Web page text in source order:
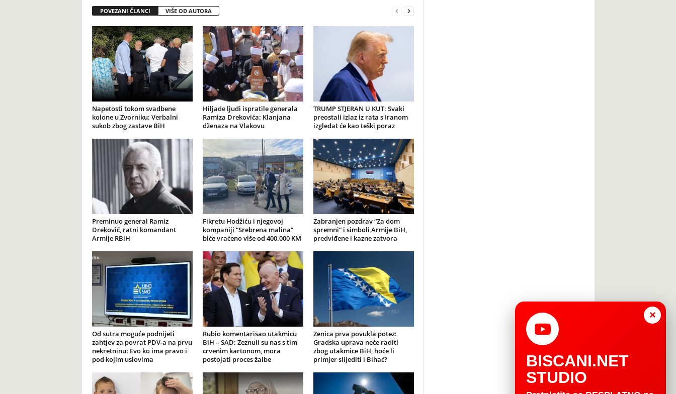
POVEZANI ČLANCI VIŠE OD AUTORA
Napetosti tokom svadbene
kolone u Zvorniku: Verbalni
sukob zbog zastave BiH
Hiljade ljudi ispratile generala
Ramiza Drekovića: Klanjana
dženaza na Vlakovu
TRUMP STJERAN U KUT: Svaki
preostali izlaz iz rata s Iranom
izgledat će kao teški poraz
Preminuo general Ramiz
Dreković, ratni komandant
Armije RBiH
Fikretu Hodžiću i njegovoj
kompaniji “Srebrena malina”
biće vraćeno više od 400.000 KM
Zabranjen pozdrav “Za dom
spremni” i simboli Armije BiH,
predviđene i kazne zatvora
Od sutra moguće podnijeti
zahtjev za povrat PDV-a na prvu
nekretninu: Evo ko ima pravo i
pod kojim uslovima
Rubio komentarisao utakmicu
BiH – SAD: Zeznuli su nas s tim
crvenim kartonom, mora
postojati proces žalbe
Zenica prva povukla potez:
Gradska uprava neće raditi
zbog utakmice BiH, hoće li
primjer slijediti i Bihać?
×
BISCANI.NET
STUDIO